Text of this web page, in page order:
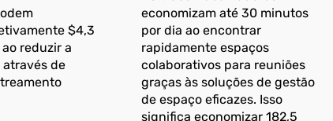
$4,3
reduzir a
de
economizam até 30 minutos
por dia ao encontrar
rapidamente espaços
colaborativos para reuniões
graças às soluções de gestão
de espaço eficazes. Isso
significa economizar 182,5